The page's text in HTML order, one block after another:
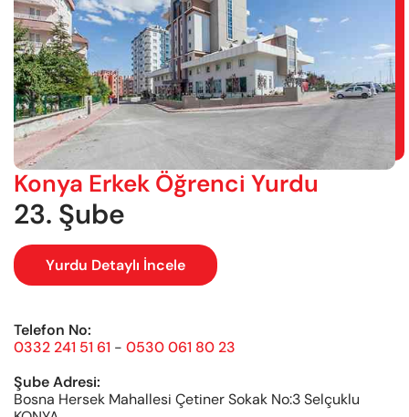
Konya Erkek Öğrenci Yurdu
23. Şube
Yurdu Detaylı İncele
Telefon No:
0332 241 51 61 - 0530 061 80 23
Şube Adresi:
Bosna Hersek Mahallesi Çetiner Sokak No:3 Selçuklu